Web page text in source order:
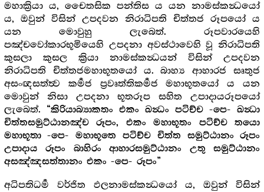
මහාක්‍රියා ය, චෛතසික පන්තිස ය යන නාමස්කන්‍ධයෝ
ය, ඔවුන් විසින් උපදවන නිරාධිපති චිත්තජ රූපයෝ ය
යන මොවුහු ලැබෙත්. රූපවාරයෙහි
පඤ්චවෝකාරභූමියෙහි උපදනා අවස්ථාවෙහි වූ නිරාධිපති
කුසලා කුසල ක්‍රියා නාමස්කන්‍ධයන් විසින් උපදවන
නිරාධිපති චිත්තජමහාභූතයෝ ය. බාහ්‍ය ආහාරජ සෘතුජ
අසංඥසත්ත්‍ව කර්‍මජ ප්‍රවෘත්තිකර්‍මජ මහාභූතයෝ ය යන
මොවුන් නිසා උපදනා භූතරූප සහිත උපාදායරූපයෝ
ලැබෙත්. “කිරියාබ්‍යාකතං එකං ඛන්‍ධං පටිච්ච -පෙ- ඛන්‍ධා
චිත්තසමුට්ඨානඤ්ච රූපං, එකං මහාභූතං පටිච්ච තයො
මහාභූතා -පෙ- මහාභූතෙ පටිච්ච චිත්ත සමුට්ඨානං රූපං
උපාදාය රූපං බාහිරං ආහාරසමුට්ඨානං උතු සමුට්ඨානං
අසඤ්ඤසත්තානං එකං -පෙ- රූපං”
අධිපතිධර්‍ම වර්ජිත ඵලනාමස්කන්‍ධයෝ ය, ඔවුන් විසින්